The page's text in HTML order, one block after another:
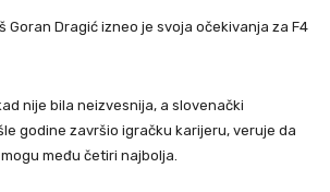
Goran Dragić izneo je svoja očekivanja za F4
nije bila neizvesnija, a slovenački
godine završio igračku karijeru, veruje da
među četiri najbolja.